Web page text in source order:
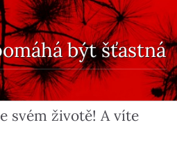
být šťastná
svém životě! A víte